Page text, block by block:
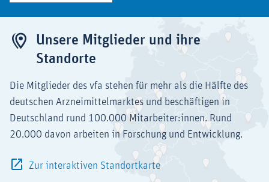
Unsere Mitglieder und ihre
Standorte
Die Mitglieder des vfa stehen für mehr als die Hälfte des
deutschen Arzneimittelmarktes und beschäftigen in
Deutschland rund 100.000 Mitarbeiter:innen. Rund
20.000 davon arbeiten in Forschung und Entwicklung.
Zur interaktiven Standortkarte